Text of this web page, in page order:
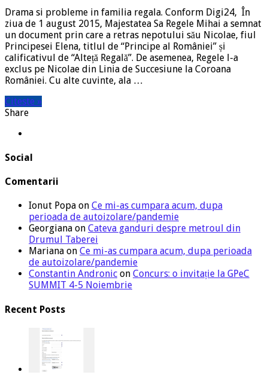
Drama si probleme in familia regala. Conform Digi24, În
ziua de 1 august 2015, Majestatea Sa Regele Mihai a semnat
un document prin care a retras nepotului său Nicolae, fiul
Principesei Elena, titlul de “Principe al României” și
calificativul de “Alteță Regală”. De asemenea, Regele l-a
exclus pe Nicolae din Linia de Succesiune la Coroana
României. Cu alte cuvinte, ala …
Citeste »
Share
Social
Comentarii
Ionut Popa on Ce mi-as cumpara acum, dupa
perioada de autoizolare/pandemie
Georgiana on Cateva ganduri despre metroul din
Drumul Taberei
Mariana on Ce mi-as cumpara acum, dupa perioada
de autoizolare/pandemie
Constantin Andronic on Concurs: o invitație la GPeC
SUMMIT 4-5 Noiembrie
Recent Posts